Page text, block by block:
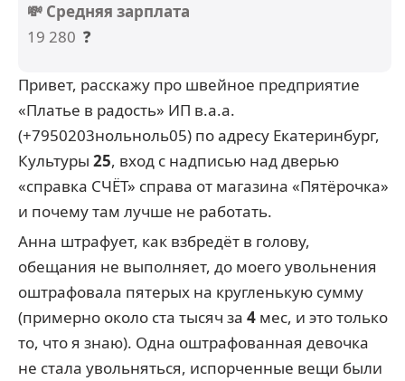
💸 Средняя зарплата
19 280 ❓
Привет, расскажу про швейное предприятие
«Платье в радость» ИП в.а.а.
(+7950203нольноль05) по адресу Екатеринбург,
Культуры 25, вход с надписью над дверью
«справка СЧЁТ» справа от магазина «Пятёрочка»
и почему там лучше не работать.
Анна штрафует, как взбредёт в голову,
обещания не выполняет, до моего увольнения
оштрафовала пятерых на кругленькую сумму
(примерно около ста тысяч за 4 мес, и это только
то, что я знаю). Одна оштрафованная девочка
не стала увольняться, испорченные вещи были